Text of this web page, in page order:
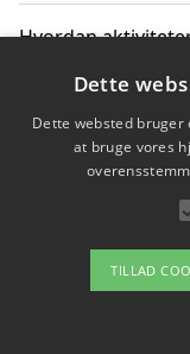
Hvordan
Sådan
reduktion
Om /
Dette
Dette websted
at bruge vores
TILLAD